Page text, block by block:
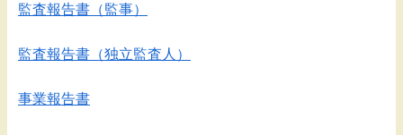
監査報告書（監事）
監査報告書（独立監査人）
事業報告書